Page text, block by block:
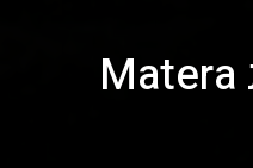
בעיר המערות Matera